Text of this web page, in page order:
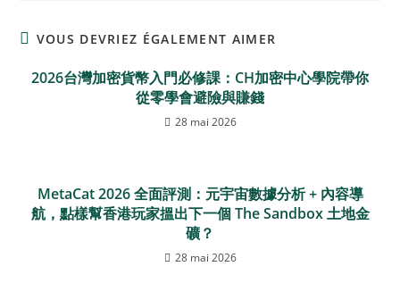
VOUS DEVRIEZ ÉGALEMENT AIMER
2026台灣加密貨幣入門必修課：CH加密中心學院帶你
從零學會避險與賺錢
28 mai 2026
MetaCat 2026 全面評測：元宇宙數據分析 + 內容導
航，點樣幫香港玩家搵出下一個 The Sandbox 土地金
礦？
28 mai 2026